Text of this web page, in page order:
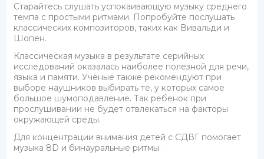
Старайтесь слушать успокаивающую музыку среднего
темпа с простыми ритмами. Попробуйте послушать
классических композиторов, таких как Вивальди и
Шопен.
Классическая музыка в результате серийных
исследований оказалась наиболее полезной для речи,
языка и памяти. Учёные также рекомендуют при
выборе наушников выбирать те, у которых самое
большое шумоподавление. Так ребенок при
прослушивании не будет отвлекаться на факторы
окружающей среды.
Для концентрации внимания детей с СДВГ помогает
музыка 8D и бинауральные ритмы.